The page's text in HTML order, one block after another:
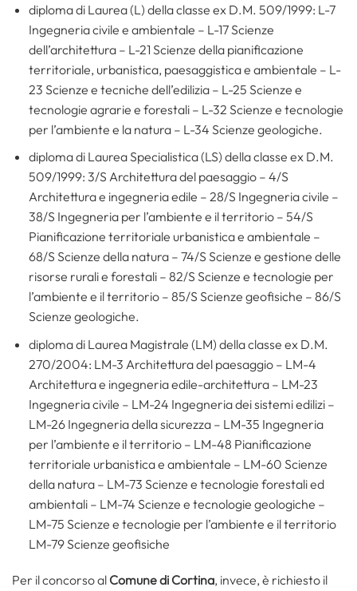
diploma di Laurea (L) della classe ex D.M. 509/1999: L-7
Ingegneria civile e ambientale – L-17 Scienze
dell’architettura – L-21 Scienze della pianificazione
territoriale, urbanistica, paesaggistica e ambientale – L-
23 Scienze e tecniche dell’edilizia – L-25 Scienze e
tecnologie agrarie e forestali – L-32 Scienze e tecnologie
per l’ambiente e la natura – L-34 Scienze geologiche.
diploma di Laurea Specialistica (LS) della classe ex D.M.
509/1999: 3/S Architettura del paesaggio – 4/S
Architettura e ingegneria edile – 28/S Ingegneria civile –
38/S Ingegneria per l’ambiente e il territorio – 54/S
Pianificazione territoriale urbanistica e ambientale –
68/S Scienze della natura – 74/S Scienze e gestione delle
risorse rurali e forestali – 82/S Scienze e tecnologie per
l’ambiente e il territorio – 85/S Scienze geofisiche – 86/S
Scienze geologiche.
diploma di Laurea Magistrale (LM) della classe ex D.M.
270/2004: LM-3 Architettura del paesaggio – LM-4
Architettura e ingegneria edile-architettura – LM-23
Ingegneria civile – LM-24 Ingegneria dei sistemi edilizi –
LM-26 Ingegneria della sicurezza – LM-35 Ingegneria
per l’ambiente e il territorio – LM-48 Pianificazione
territoriale urbanistica e ambientale – LM-60 Scienze
della natura – LM-73 Scienze e tecnologie forestali ed
ambientali – LM-74 Scienze e tecnologie geologiche –
LM-75 Scienze e tecnologie per l’ambiente e il territorio
LM-79 Scienze geofisiche
Per il concorso al Comune di Cortina, invece, è richiesto il